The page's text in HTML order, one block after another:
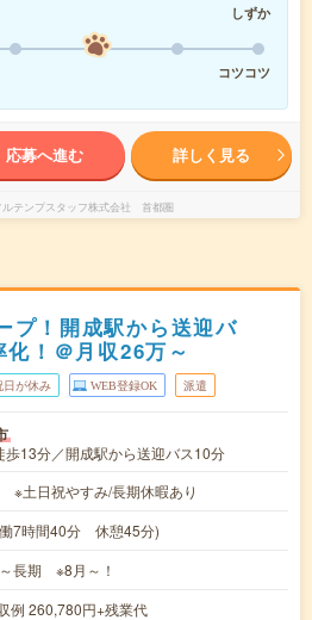
しずか
コツコツ
応募へ進む 詳しく見る
ルテンプスタッフ株式会社 首都圏
プ！開成駅から送迎バ
！＠月収26万～
日が休み WEB登録OK 派遣
歩13分／開成駅から送迎バス10分
※土日祝やすみ/長期休暇あり
7時間40分 休憩45分)
長期 ※8月～！
260,780円+残業代